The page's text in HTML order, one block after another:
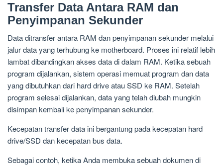
Transfer Data Antara RAM dan
Penyimpanan Sekunder
Data ditransfer antara RAM dan penyimpanan sekunder melalui
jalur data yang terhubung ke motherboard. Proses ini relatif lebih
lambat dibandingkan akses data di dalam RAM. Ketika sebuah
program dijalankan, sistem operasi memuat program dan data
yang dibutuhkan dari hard drive atau SSD ke RAM. Setelah
program selesai dijalankan, data yang telah diubah mungkin
disimpan kembali ke penyimpanan sekunder.
Kecepatan transfer data ini bergantung pada kecepatan hard
drive/SSD dan kecepatan bus data.
Sebagai contoh, ketika Anda membuka sebuah dokumen di